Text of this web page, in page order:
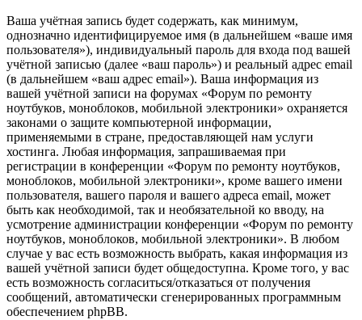
Ваша учётная запись будет содержать, как минимум,
однозначно идентифицируемое имя (в дальнейшем «ваше имя
пользователя»), индивидуальный пароль для входа под вашей
учётной записью (далее «ваш пароль») и реальный адрес email
(в дальнейшем «ваш адрес email»). Ваша информация из
вашей учётной записи на форумах «Форум по ремонту
ноутбуков, моноблоков, мобильной электроники» охраняется
законами о защите компьютерной информации,
применяемыми в стране, предоставляющей нам услуги
хостинга. Любая информация, запрашиваемая при
регистрации в конференции «Форум по ремонту ноутбуков,
моноблоков, мобильной электроники», кроме вашего имени
пользователя, вашего пароля и вашего адреса email, может
быть как необходимой, так и необязательной ко вводу, на
усмотрение администрации конференции «Форум по ремонту
ноутбуков, моноблоков, мобильной электроники». В любом
случае у вас есть возможность выбрать, какая информация из
вашей учётной записи будет общедоступна. Кроме того, у вас
есть возможность согласиться/отказаться от получения
сообщений, автоматически сгенерированных программным
обеспечением phpBB.